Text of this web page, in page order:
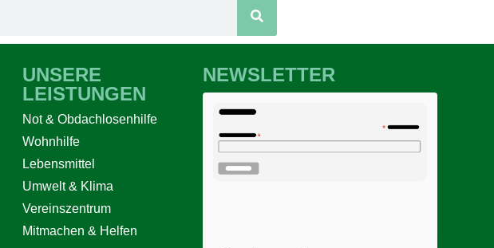
UNSERE
LEISTUNGEN
Not & Obdachlosenhilfe
Wohnhilfe
Lebensmittel
Umwelt & Klima
Vereinszentrum
Mitmachen & Helfen
NEWSLETTER